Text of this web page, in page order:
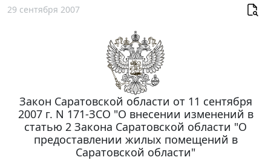
29 сентября 2007
Закон Саратовской области от 11 сентября
2007 г. N 171-ЗСО "О внесении изменений в
статью 2 Закона Саратовской области "О
предоставлении жилых помещений в
Саратовской области"